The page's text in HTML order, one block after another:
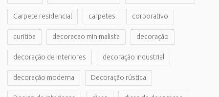
Carpete residencial carpetes corporativo
curitiba decoracao minimalista decoração
decoração de interiores decoração industrial
decoração moderna Decoração rústica